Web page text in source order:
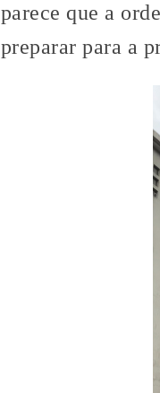
parece que a
preparar para a